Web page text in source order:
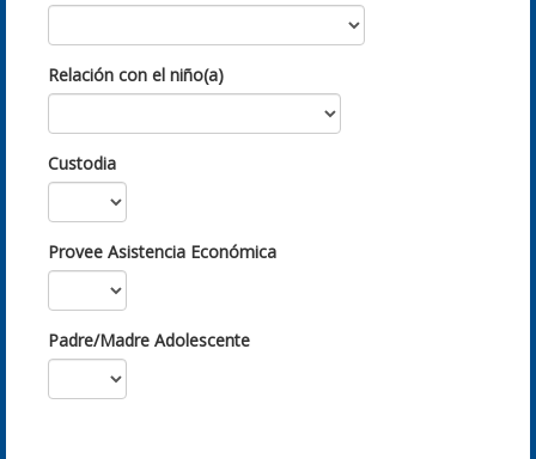
Relación con el niño(a)
Custodia
Provee Asistencia Económica
Padre/Madre Adolescente